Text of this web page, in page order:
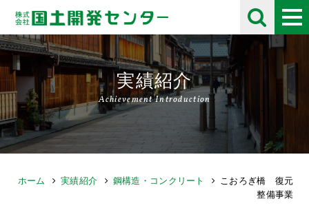
実績紹介
Achievement Introduction
ホーム 実績紹介 鋼構造・コンクリート
こおろぎ橋 復元
整備事業